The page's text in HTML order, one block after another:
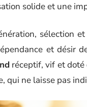
solide et une
sélection
et désir
réceptif, vif et doté
qui ne laisse pas